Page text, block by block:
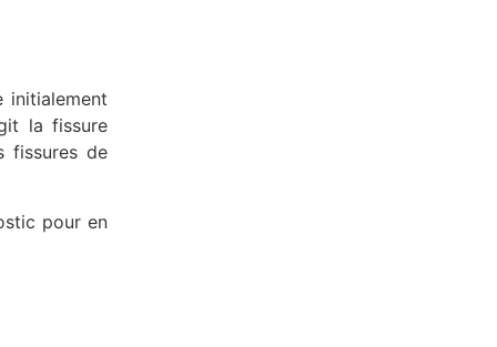
initialement
la fissure
fissures de
pour en